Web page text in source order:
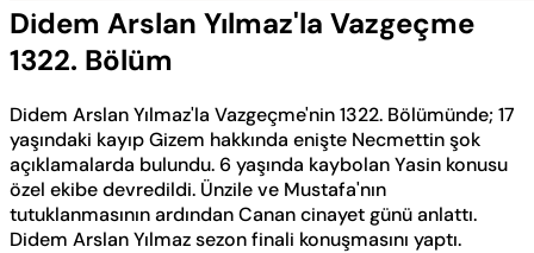
Didem Arslan Yılmaz'la Vazgeçme
1322. Bölüm
Didem Arslan Yılmaz'la Vazgeçme'nin 1322. Bölümünde; 17
yaşındaki kayıp Gizem hakkında enişte Necmettin şok
açıklamalarda bulundu. 6 yaşında kaybolan Yasin konusu
özel ekibe devredildi. Ünzile ve Mustafa'nın
tutuklanmasının ardından Canan cinayet günü anlattı.
Didem Arslan Yılmaz sezon finali konuşmasını yaptı.